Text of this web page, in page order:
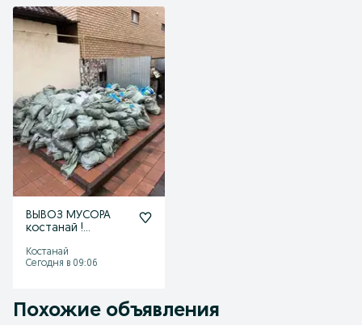
ВЫВОЗ МУСОРА
костанай !
Костанай
Сегодня в 09:06
Похожие объявления